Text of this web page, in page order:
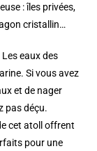
: îles privées,
cristallin…
eaux des
Si vous avez
et de nager
pas déçu.
cet atoll offrent
pour une